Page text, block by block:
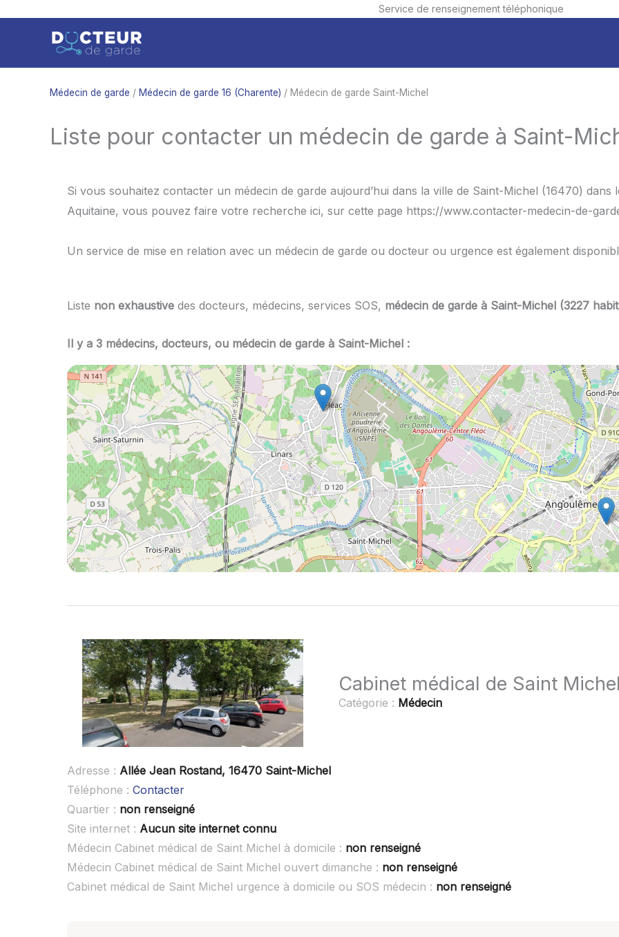
Service de renseignement téléphonique
contenu
Médecin de garde / Médecin de garde 16 (Charente) / Médecin de garde Saint-Michel
Liste pour contacter un médecin de garde à Saint-
Si vous souhaitez contacter un médecin de garde aujourd’hui dans la ville de Saint-Michel (16470)
Aquitaine, vous pouvez faire votre recherche ici, sur cette page https://www.contacter-medecin-de-
Un service de mise en relation avec un médecin de garde ou docteur ou urgence est également
Liste non exhaustive des docteurs, médecins, services SOS, médecin de garde à Saint-Michel (3227
Il y a 3 médecins, docteurs, ou médecin de garde à Saint-Michel :
Cabinet médical de Saint
Catégorie : Médecin
Adresse : Allée Jean Rostand, 16470 Saint-Michel
Téléphone : Contacter
Quartier : non renseigné
Site internet : Aucun site internet connu
Médecin Cabinet médical de Saint Michel à domicile : non renseigné
Médecin Cabinet médical de Saint Michel ouvert dimanche : non renseigné
Cabinet médical de Saint Michel urgence à domicile ou SOS médecin : non renseigné